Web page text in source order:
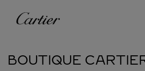
Cartier
BOUTIQUE